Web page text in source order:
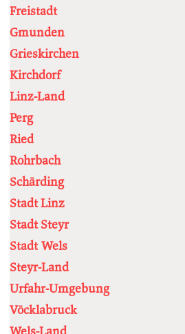
Freistadt
Gmunden
Grieskirchen
Kirchdorf
Linz-Land
Perg
Ried
Rohrbach
Schärding
Stadt Linz
Stadt Steyr
Stadt Wels
Steyr-Land
Urfahr-Umgebung
Vöcklabruck